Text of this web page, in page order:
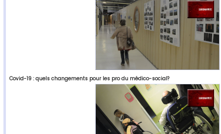
Covid-19 : quels changements pour les pro du médico-social?